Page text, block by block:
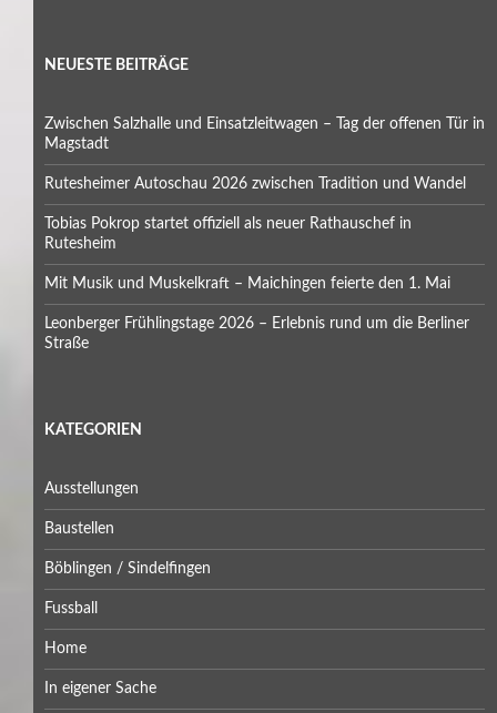
NEUESTE BEITRÄGE
Zwischen Salzhalle und Einsatzleitwagen – Tag der offenen Tür in
Magstadt
Rutesheimer Autoschau 2026 zwischen Tradition und Wandel
Tobias Pokrop startet offiziell als neuer Rathauschef in
Rutesheim
Mit Musik und Muskelkraft – Maichingen feierte den 1. Mai
Leonberger Frühlingstage 2026 – Erlebnis rund um die Berliner
Straße
KATEGORIEN
Ausstellungen
Baustellen
Böblingen / Sindelfingen
Fussball
Home
In eigener Sache